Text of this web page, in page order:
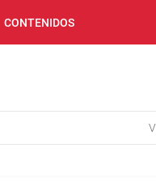
CONTENIDOS